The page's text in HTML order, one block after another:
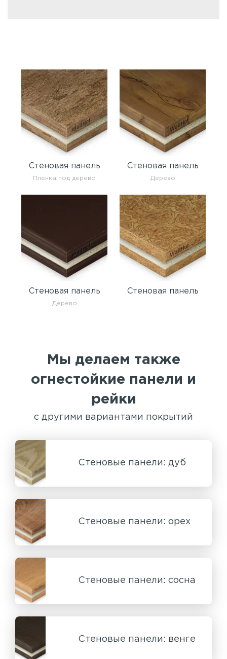
Стеновая панель
Пленка под дерево
Стеновая панель
Дерево
Стеновая панель
Дерево
Стеновая панель
Мы делаем также
огнестойкие панели и
рейки
с другими вариантами покрытий
Стеновые панели: дуб
Стеновые панели: орех
Стеновые панели: сосна
Стеновые панели: венге